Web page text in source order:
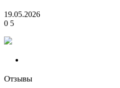
19.05.2026
0 5
Отзывы